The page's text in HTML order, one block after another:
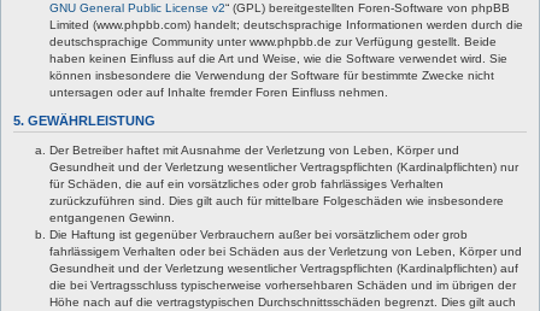
GNU General Public License v2“ (GPL) bereitgestellten Foren-Software von phpBB
Limited (www.phpbb.com) handelt; deutschsprachige Informationen werden durch die
deutschsprachige Community unter www.phpbb.de zur Verfügung gestellt. Beide
haben keinen Einfluss auf die Art und Weise, wie die Software verwendet wird. Sie
können insbesondere die Verwendung der Software für bestimmte Zwecke nicht
untersagen oder auf Inhalte fremder Foren Einfluss nehmen.
5. GEWÄHRLEISTUNG
Der Betreiber haftet mit Ausnahme der Verletzung von Leben, Körper und
Gesundheit und der Verletzung wesentlicher Vertragspflichten (Kardinalpflichten) nur
für Schäden, die auf ein vorsätzliches oder grob fahrlässiges Verhalten
zurückzuführen sind. Dies gilt auch für mittelbare Folgeschäden wie insbesondere
entgangenen Gewinn.
Die Haftung ist gegenüber Verbrauchern außer bei vorsätzlichem oder grob
fahrlässigem Verhalten oder bei Schäden aus der Verletzung von Leben, Körper und
Gesundheit und der Verletzung wesentlicher Vertragspflichten (Kardinalpflichten) auf
die bei Vertragsschluss typischerweise vorhersehbaren Schäden und im übrigen der
Höhe nach auf die vertragstypischen Durchschnittsschäden begrenzt. Dies gilt auch